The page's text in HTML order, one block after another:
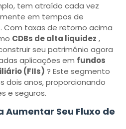
tem atraído cada vez
em tempos de
Com taxas de retorno acima
CDBs de alta liquidez ,
seu patrimônio agora
aplicações em fundos
(FIIs) ? Este segmento
dois anos, proporcionando
e seguros.
Aumentar Seu Fluxo de